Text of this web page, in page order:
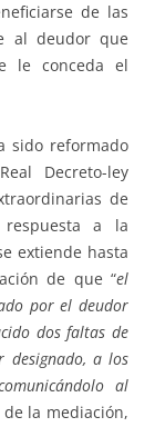
de las
al deudor que
le conceda el
sido reformado
Decreto-ley
de
a la
extiende hasta
de que “el
por el deudor
dos faltas de
designado, a los
al
la mediación,